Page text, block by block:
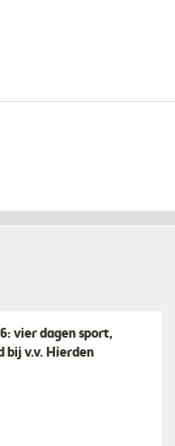
vier dagen sport,
bij v.v. Hierden